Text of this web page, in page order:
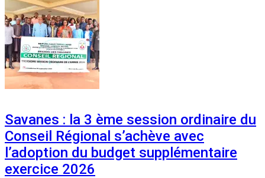
Savanes : la 3 ème session ordinaire du
Conseil Régional s’achève avec
l’adoption du budget supplémentaire
exercice 2026